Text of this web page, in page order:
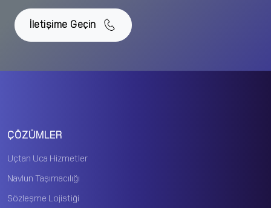
İletişime Geçin
ÇÖZÜMLER
Uçtan Uca Hizmetler
Navlun Taşımacılığı
Sözleşme Lojistiği